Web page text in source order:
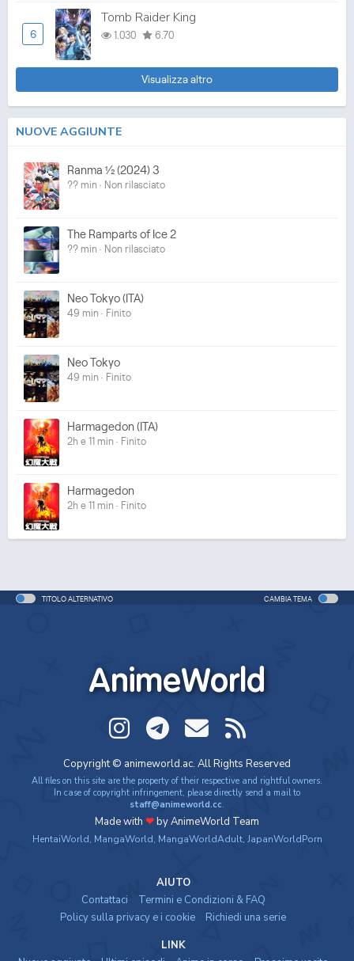
6
Tomb Raider King
1.030 6.70
Visualizza altro
NUOVE AGGIUNTE
Ranma ½ (2024) 3
?? min · Non rilasciato
The Ramparts of Ice 2
?? min · Non rilasciato
Neo Tokyo (ITA)
49 min · Finito
Neo Tokyo
49 min · Finito
Harmagedon (ITA)
2h e 11 min · Finito
Harmagedon
2h e 11 min · Finito
TITOLO ALTERNATIVO CAMBIA TEMA
AnimeWorld
Copyright © animeworld.ac. All Rights Reserved
All files on this site are the property of their respective and rightful owners.
In case of copyright infringement, please directly send a mail to
staff@animeworld.cc.
Made with ❤by AnimeWorld Team
HentaiWorld, MangaWorld, MangaWorldAdult, JapanWorldPorn
AIUTO
Contattaci
Termini e Condizioni & FAQ
Policy sulla privacy e i cookie
Richiedi una serie
LINK